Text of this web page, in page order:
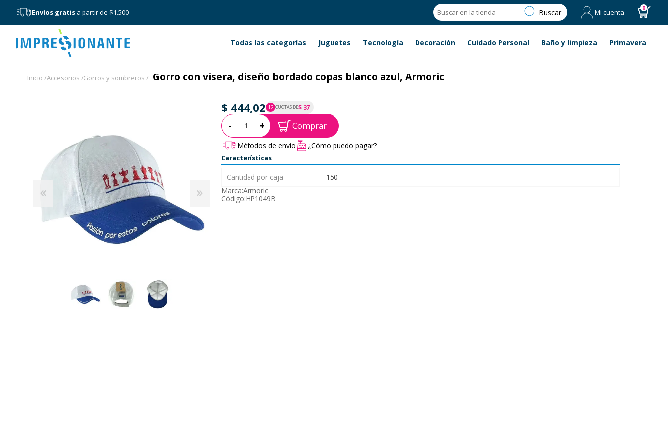
Envíos gratis a partir de $1.500 Buscar Mi cuenta 0
Menú Todas las categorías Juguetes Tecnología Decoración Cuidado Personal Baño y limpieza Primavera
Inicio /Accesorios /Gorros y sombreros / Gorro con visera, diseño bordado copas blanco azul, Armoric
$ 444,02 12 CUOTAS DE$ 37
P.T.F. $ 444
Cantidad:
- + Comprar
Métodos de envío ¿Cómo puedo pagar?
Características
Cantidad por caja
150
Marca:Armoric
Código:HP1049B